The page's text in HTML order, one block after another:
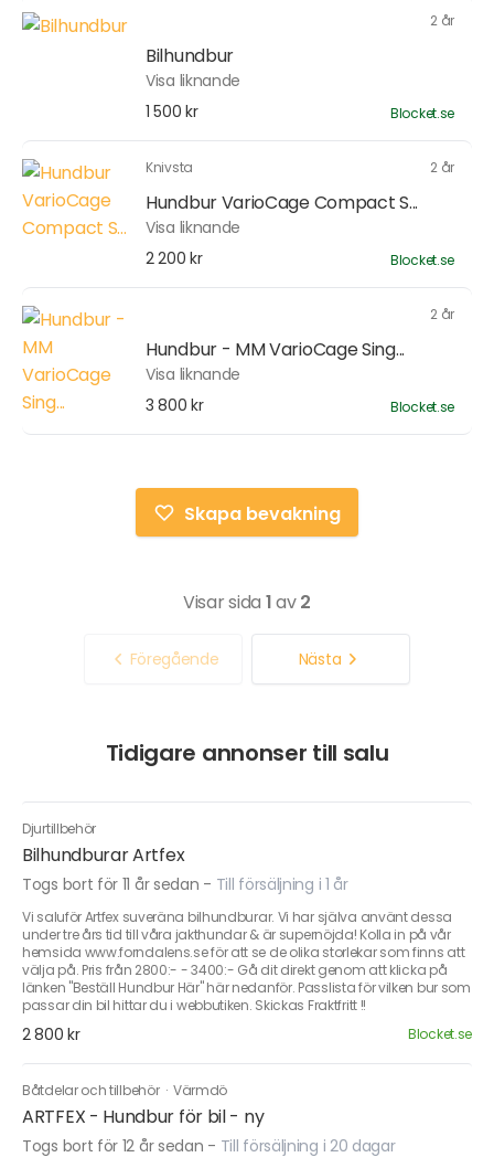
2 år
Bilhundbur
Visa liknande
1 500 kr
Blocket.se
Knivsta 2 år
Hundbur VarioCage Compact S...
Visa liknande
2 200 kr
Blocket.se
2 år
Hundbur - MM VarioCage Sing...
Visa liknande
3 800 kr
Blocket.se
Skapa bevakning
Visar sida 1av2
Föregående Nästa
Tidigare annonser till salu
Djurtillbehör
Bilhundburar Artfex
Togs bort för 11 år sedan - Till försäljning i 1 år
Vi saluför Artfex suveräna bilhundburar. Vi har själva använt dessa
under tre års tid till våra jakthundar & är supernöjda! Kolla in på vår
hemsida www.forndalens.se för att se de olika storlekar som finns att
välja på. Pris från 2800:- - 3400:- Gå dit direkt genom att klicka på
länken "Beställ Hundbur Här" här nedanför. Passlista för vilken bur som
passar din bil hittar du i webbutiken. Skickas Fraktfritt !!
2 800 kr Blocket.se
Båtdelar och tillbehör · Värmdö
ARTFEX - Hundbur för bil - ny
Togs bort för 12 år sedan - Till försäljning i 20 dagar